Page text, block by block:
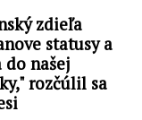
zdieľa
statusy a
do našej
rozčúlil sa